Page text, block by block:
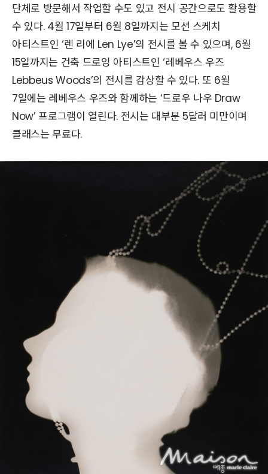
단체로 방문해서 작업할 수도 있고 전시 공간으로도 활용할
수 있다. 4월 17일부터 6월 8일까지는 모션 스케치
아티스트인 ‘렌 리에 Len Lye’의 전시를 볼 수 있으며, 6월
15일까지는 건축 드로잉 아티스트인 ‘레베우스 우즈
Lebbeus Woods’의 전시를 감상할 수 있다. 또 6월
7일에는 레베우스 우즈와 함께하는 ‘드로우 나우 Draw
Now’ 프로그램이 열린다. 전시는 대부분 5달러 미만이며
클래스는 무료다.